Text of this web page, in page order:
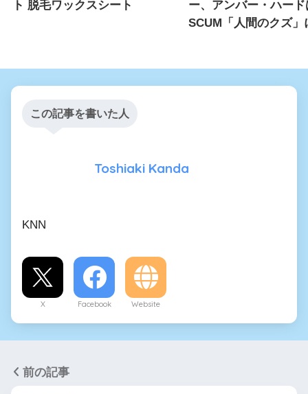
ト 脱毛ワックスシート
ー、アンバー・ハード
SCUM「人間のクズ」
この記事を書いた人
Toshiaki Kanda
KNN
X Facebook Website
前の記事